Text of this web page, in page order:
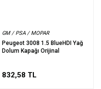
GM / PSA / MOPAR
Peugeot 3008 1.5 BlueHDI Yağ
Dolum Kapağı Orijinal
832,58 TL